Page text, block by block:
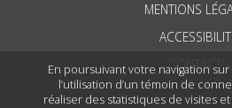
En poursuivant votre navigation
l’utilisation d’un témoin de
réaliser des statistiques de visites
MENTIONS
CONTACTS